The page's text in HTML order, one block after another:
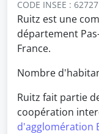
CODE INSEE : 62727
Ruitz est une
département
France.
Nombre
Ruitz fait partie
coopération
d'agglomération